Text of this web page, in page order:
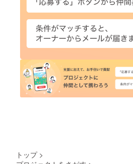
トップ >